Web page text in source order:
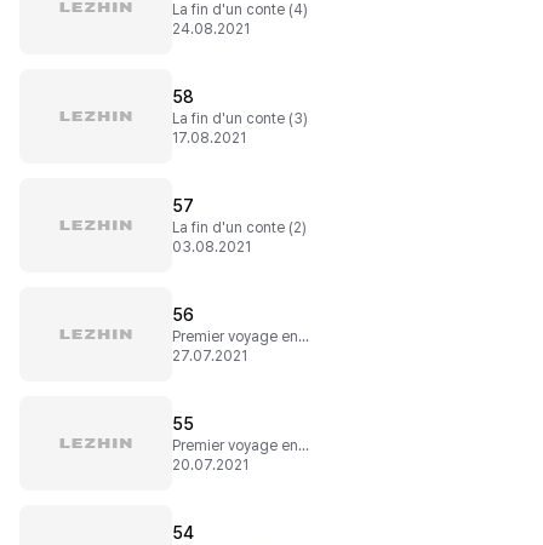
La fin d'un conte (4)
24.08.2021
58
La fin d'un conte (3)
17.08.2021
57
La fin d'un conte (2)
03.08.2021
56
Premier voyage en famille (2)
27.07.2021
55
Premier voyage en famille (1)
20.07.2021
54